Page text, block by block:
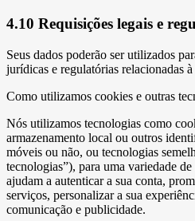
4.10 Requisições legais e
Seus dados poderão ser utilizados
jurídicas e regulatórias relacionadas
Como utilizamos cookies e outras
Nós utilizamos tecnologias como
armazenamento local ou outros
móveis ou não, ou tecnologias
tecnologias”), para uma variedade
ajudam a autenticar a sua conta,
serviços, personalizar a sua
comunicação e publicidade.